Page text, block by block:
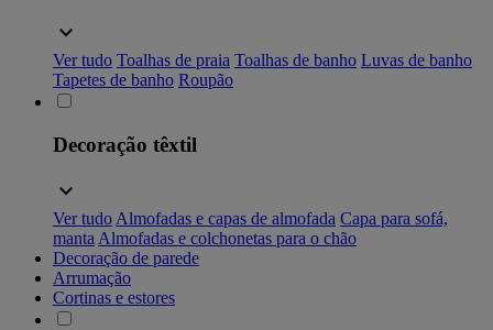
Ver tudo Toalhas de praia Toalhas de banho Luvas de banho
Tapetes de banho Roupão
Decoração têxtil
Ver tudo Almofadas e capas de almofada Capa para sofá,
manta Almofadas e colchonetas para o chão
Decoração de parede
Arrumação
Cortinas e estores